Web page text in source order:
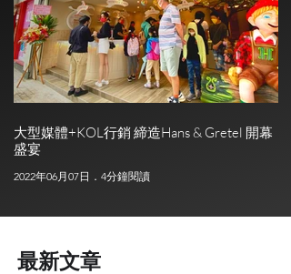
大型媒體+KOL行銷 締造Hans & Gretel 開幕
盛宴
2022年06月07日．4分鐘閱讀
最新文章